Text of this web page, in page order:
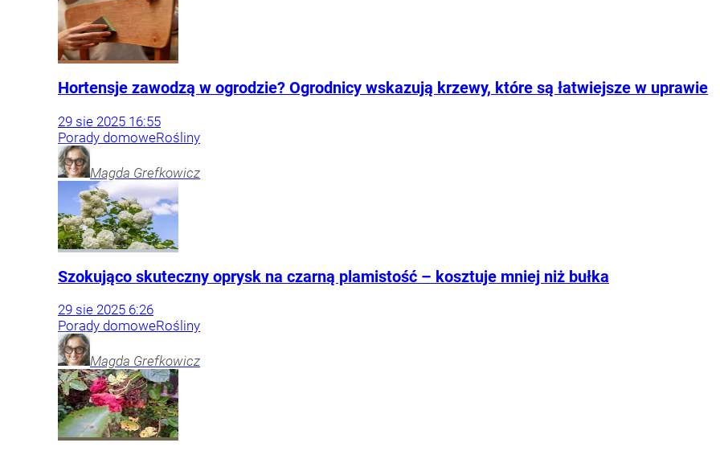
Hortensje zawodzą w ogrodzie? Ogrodnicy wskazują krzewy, które są łatwiejsze w uprawie
29 sie 2025 16:55
Porady domoweRośliny
Magda Grefkowicz
Szokująco skuteczny oprysk na czarną plamistość – kosztuje mniej niż bułka
29 sie 2025 6:26
Porady domoweRośliny
Magda Grefkowicz